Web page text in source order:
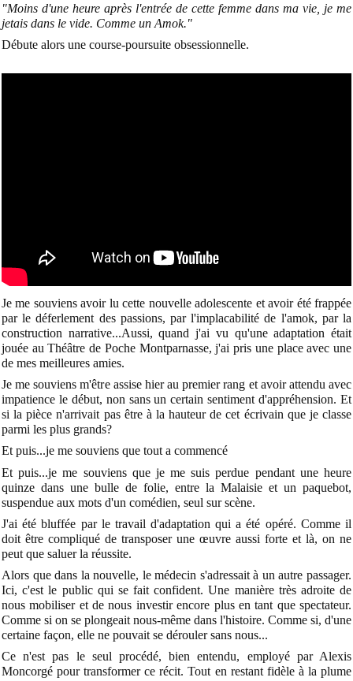
"Moins d'une heure après l'entrée de cette femme dans ma vie, je me
jetais dans le vide. Comme un Amok."
Débute alors une course-poursuite obsessionnelle.
Je me souviens avoir lu cette nouvelle adolescente et avoir été frappée
par le déferlement des passions, par l'implacabilité de l'amok, par la
construction narrative...Aussi, quand j'ai vu qu'une adaptation était
jouée au Théâtre de Poche Montparnasse, j'ai pris une place avec une
de mes meilleures amies.
Je me souviens m'être assise hier au premier rang et avoir attendu avec
impatience le début, non sans un certain sentiment d'appréhension. Et
si la pièce n'arrivait pas être à la hauteur de cet écrivain que je classe
parmi les plus grands?
Et puis...je me souviens que tout a commencé
Et puis...je me souviens que je me suis perdue pendant une heure
quinze dans une bulle de folie, entre la Malaisie et un paquebot,
suspendue aux mots d'un comédien, seul sur scène.
J'ai été bluffée par le travail d'adaptation qui a été opéré. Comme il
doit être compliqué de transposer une œuvre aussi forte et là, on ne
peut que saluer la réussite.
Alors que dans la nouvelle, le médecin s'adressait à un autre passager.
Ici, c'est le public qui se fait confident. Une manière très adroite de
nous mobiliser et de nous investir encore plus en tant que spectateur.
Comme si on se plongeait nous-même dans l'histoire. Comme si, d'une
certaine façon, elle ne pouvait se dérouler sans nous...
Ce n'est pas le seul procédé, bien entendu, employé par Alexis
Moncorgé pour transformer ce récit. Tout en restant fidèle à la plume